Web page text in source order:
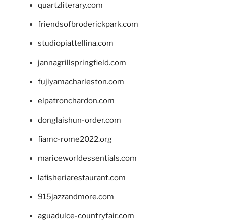
quartzliterary.com
friendsofbroderickpark.com
studiopiattellina.com
jannagrillspringfield.com
fujiyamacharleston.com
elpatronchardon.com
donglaishun-order.com
fiamc-rome2022.org
mariceworldessentials.com
lafisheriarestaurant.com
915jazzandmore.com
aguadulce-countryfair.com